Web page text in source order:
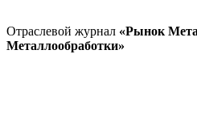
Отраслевой журнал «Рынок
Металлообработки»